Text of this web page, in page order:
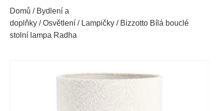
Domů / Bydlení a
doplňky /Osvětlení / Lampičky / Bizzotto Bílá bouclé
stolní lampa Radha